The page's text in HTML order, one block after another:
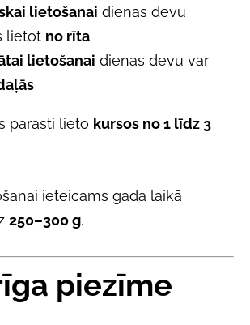
lietošanai dienas devu
lietot no rīta
lietošanai dienas devu var
parasti lieto kursos no 1 līdz 3
ieteicams gada laikā
250–300 g.
piezīme